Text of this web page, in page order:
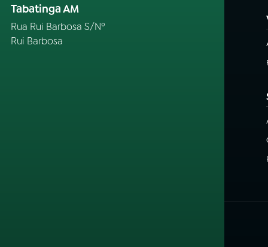
Tabatinga AM
Rua Rui Barbosa S/Nº
Rui Barbosa